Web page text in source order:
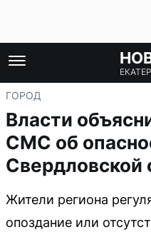
ГОРОД
Власти
СМС об
Свердловской
Жители региона
опоздание или